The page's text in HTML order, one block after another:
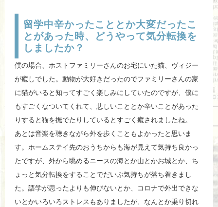
留学中辛かったこととか大変だったこ
とがあった時、どうやって気分転換を
しましたか？
僕の場合、ホストファミリーさんのお宅にいた猫、ヴィジー
が癒しでした。動物が大好きだったのでファミリーさんの家
に猫がいると知ってすごく楽しみにしていたのですが、僕に
もすごくなついてくれて、悲しいこととか辛いことがあった
りすると猫を撫でたりしているとすごく癒されましたね。
あとは音楽を聴きながら外を歩くこともよかったと思いま
す。ホームステイ先のおうちからも海が見えて気持ち良かっ
たですが、外から眺めるニースの海とか山とかお城とか、ち
ょっと気分転換をすることでだいぶ気持ちが落ち着きまし
た。語学が思ったよりも伸びないとか、コロナで外出できな
いとかいろいろストレスもありましたが、なんとか乗り切れ